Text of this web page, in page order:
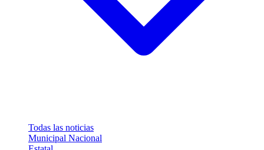
Todas las noticias
Municipal Nacional